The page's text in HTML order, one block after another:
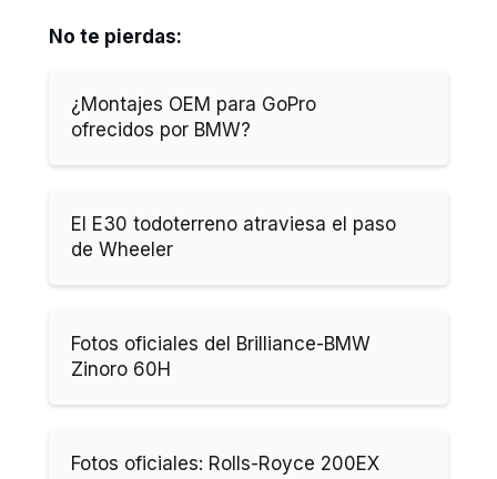
No te pierdas:
¿Montajes OEM para GoPro
ofrecidos por BMW?
El E30 todoterreno atraviesa el paso
de Wheeler
Fotos oficiales del Brilliance-BMW
Zinoro 60H
Fotos oficiales: Rolls-Royce 200EX